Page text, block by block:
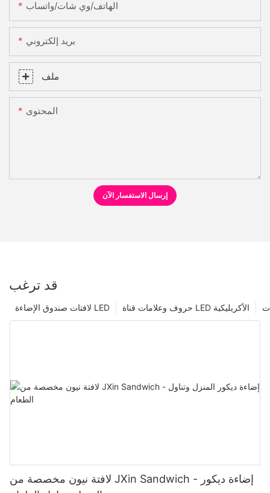
الهاتف/وي شات/واتساب
بريد إلكتروني
ملف
المحتوى
إرسال الاستفسار الآن
قد ترغب
حروف وعلامات قناة LED الأكريليكية لافتات صندوق الإضاءة LED
لافتة نيون مخصصة من JXin Sandwich - إضاءة ديكور